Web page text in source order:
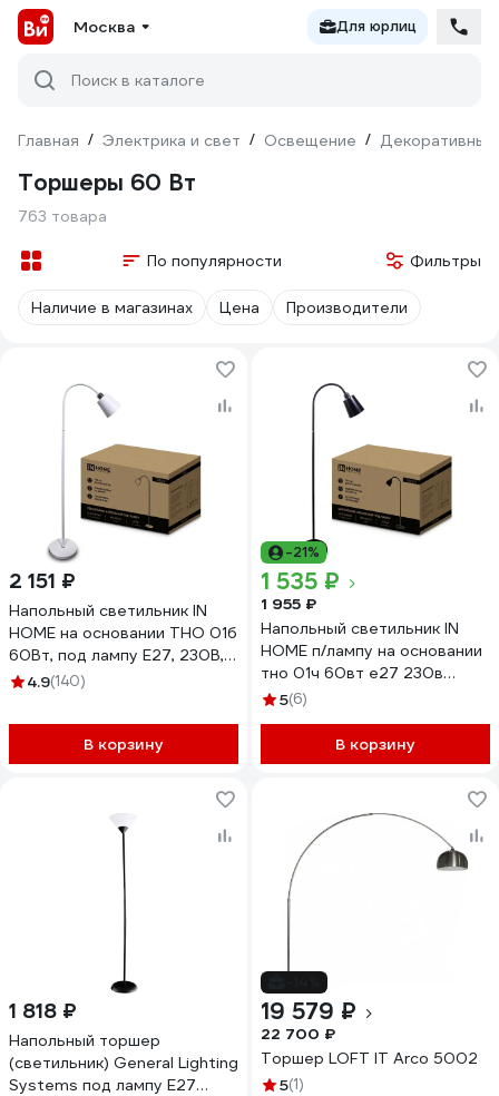
Москва Для юрлиц
Поиск в каталоге
Главная / Электрика и свет / Освещение / Декоративный
Торшеры 60 Вт
763 товара
По популярности Фильтры
Наличие в магазинах Цена Производители
2 151 ₽
Напольный светильник IN
HOME на основании ТНО 01б
60Вт, под лампу Е27, 230В,
белый 4690612042664
4.9(140)
В корзину
-21%
1 535 ₽
1 955 ₽
Напольный светильник IN
HOME п/лампу на основании
тно 01ч 60вт е27 230в
черный 4690612042657
5(6)
В корзину
1 818 ₽
Напольный торшер
(светильник) General Lighting
Systems под лампу E27
19 579 ₽
22 700 ₽
Торшер LOFT IT Arco 5002
5(1)